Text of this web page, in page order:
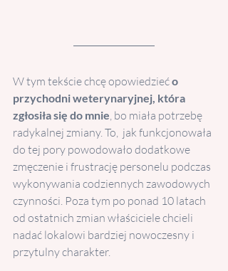
W tym tekście chcę opowiedzieć o
przychodni weterynaryjnej, która
zgłosiła się do mnie, bo miała potrzebę
radykalnej zmiany. To,  jak funkcjonowała
do tej pory powodowało dodatkowe
zmęczenie i frustrację personelu podczas
wykonywania codziennych zawodowych
czynności. Poza tym po ponad 10 latach
od ostatnich zmian właściciele chcieli
nadać lokalowi bardziej nowoczesny i
przytulny charakter.